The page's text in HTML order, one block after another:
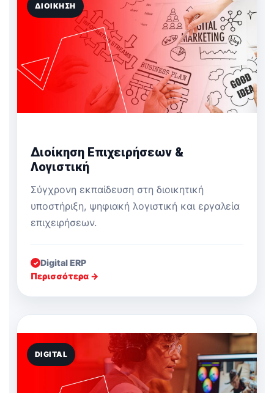
ΔΙΟΊΚΗΣΗ
Διοίκηση Επιχειρήσεων &
Λογιστική
Σύγχρονη εκπαίδευση στη διοικητική
υποστήριξη, ψηφιακή λογιστική και εργαλεία
επιχειρήσεων.
✓ Digital ERP
Περισσότερα →
DIGITAL